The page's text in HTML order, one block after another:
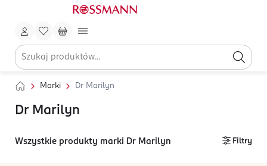
Marki Dr Marilyn
Dr Marilyn
Wszystkie produkty marki Dr Marilyn Filtry